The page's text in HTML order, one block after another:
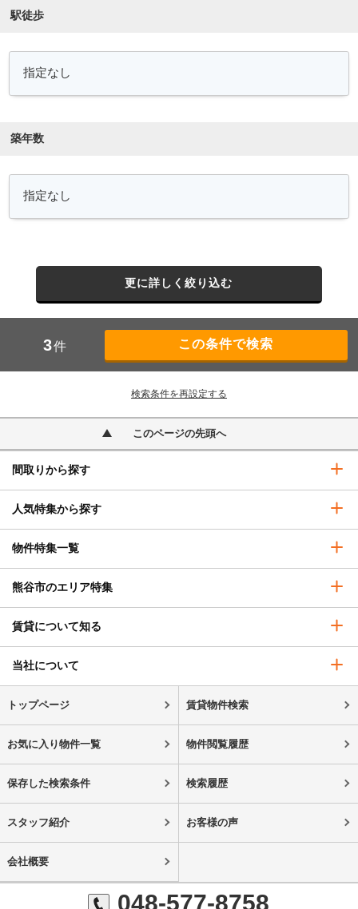
駅徒歩
築年数
更に詳しく絞り込む
3件
検索条件を再設定する
このページの先頭へ
間取りから探す
人気特集から探す
物件特集一覧
熊谷市のエリア特集
賃貸について知る
当社について
トップページ 賃貸物件検索
お気に入り物件一覧 物件閲覧履歴
保存した検索条件 検索履歴
スタッフ紹介 お客様の声
会社概要
048-577-8758